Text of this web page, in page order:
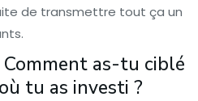
de transmettre tout ça un
Comment as-tu ciblé
tu as investi ?